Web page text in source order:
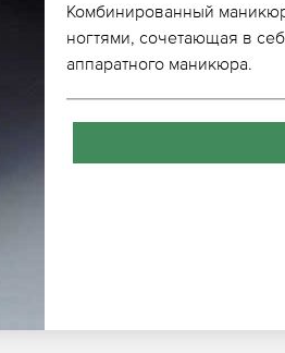
Комбинированный
ногтями, сочетающая в
аппаратного маникюра.